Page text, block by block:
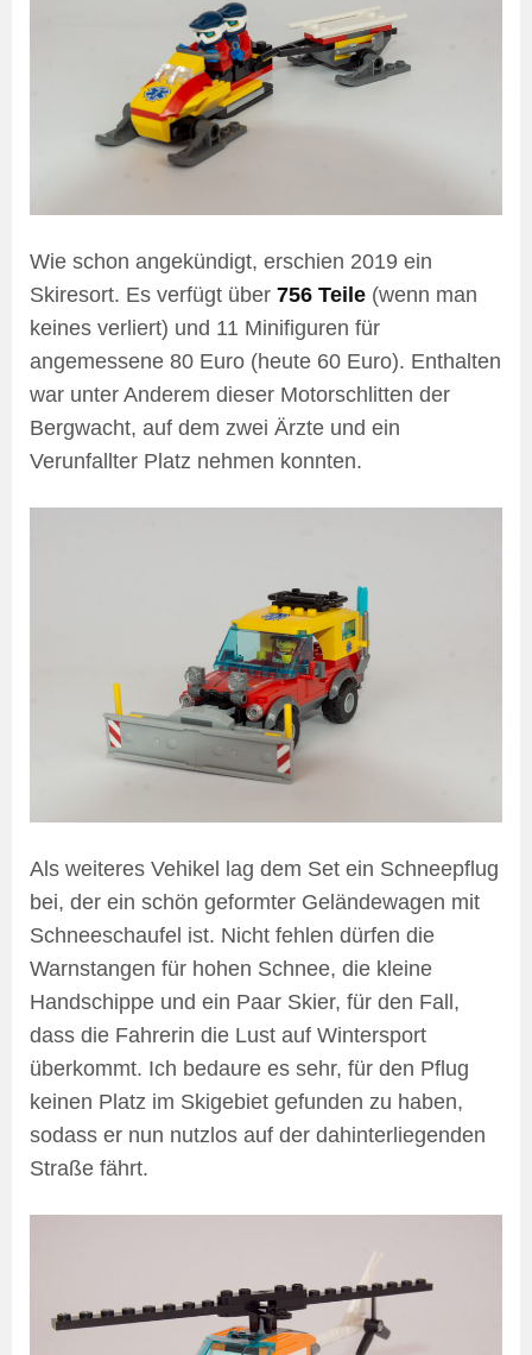
Wie schon angekündigt, erschien 2019 ein
Skiresort. Es verfügt über 756 Teile (wenn man
keines verliert) und 11 Minifiguren für
angemessene 80 Euro (heute 60 Euro). Enthalten
war unter Anderem dieser Motorschlitten der
Bergwacht, auf dem zwei Ärzte und ein
Verunfallter Platz nehmen konnten.
Als weiteres Vehikel lag dem Set ein Schneepflug
bei, der ein schön geformter Geländewagen mit
Schneeschaufel ist. Nicht fehlen dürfen die
Warnstangen für hohen Schnee, die kleine
Handschippe und ein Paar Skier, für den Fall,
dass die Fahrerin die Lust auf Wintersport
überkommt. Ich bedaure es sehr, für den Pflug
keinen Platz im Skigebiet gefunden zu haben,
sodass er nun nutzlos auf der dahinterliegenden
Straße fährt.